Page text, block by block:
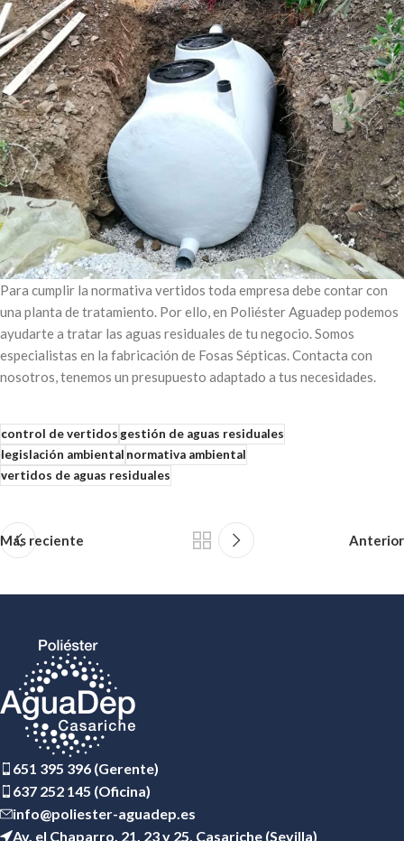
Para cumplir la normativa vertidos toda empresa debe contar con
una planta de tratamiento. Por ello, en Poliéster Aguadep podemos
ayudarte a tratar las aguas residuales de tu negocio. Somos
especialistas en la fabricación de Fosas Sépticas. Contacta con
nosotros, tenemos un presupuesto adaptado a tus necesidades.
control de vertidosgestión de aguas residuales
legislación ambientalnormativa ambiental
vertidos de aguas residuales
Más reciente Anterior
651 395 396 (Gerente)
637 252 145 (Oficina)
info@poliester-aguadep.es
Av. el Chaparro, 21, 23 y 25, Casariche (Sevilla)